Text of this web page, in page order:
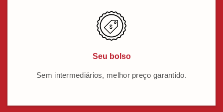
Seu bolso
Sem intermediários, melhor preço garantido.